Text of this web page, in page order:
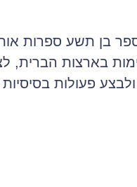
בארצות הברית,
פעולות